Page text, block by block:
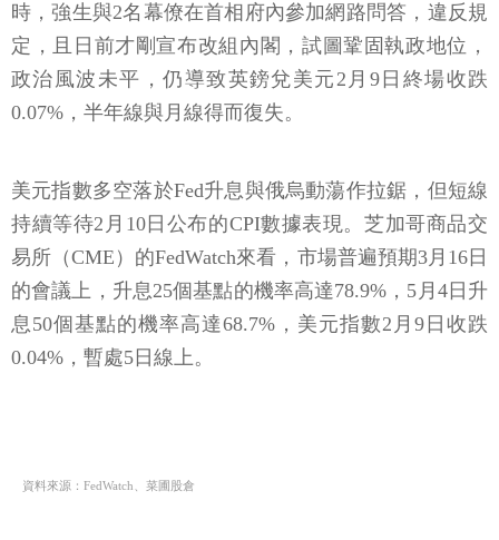
時，強生與2名幕僚在首相府內參加網路問答，違反規
定，且日前才剛宣布改組內閣，試圖鞏固執政地位，
政治風波未平，仍導致英鎊兌美元2月9日終場收跌
0.07%，半年線與月線得而復失。
美元指數多空落於Fed升息與俄烏動蕩作拉鋸，但短線
持續等待2月10日公布的CPI數據表現。芝加哥商品交
易所（CME）的FedWatch來看，市場普遍預期3月16日
的會議上，升息25個基點的機率高達78.9%，5月4日升
息50個基點的機率高達68.7%，美元指數2月9日收跌
0.04%，暫處5日線上。
資料來源：FedWatch、菜圃股倉